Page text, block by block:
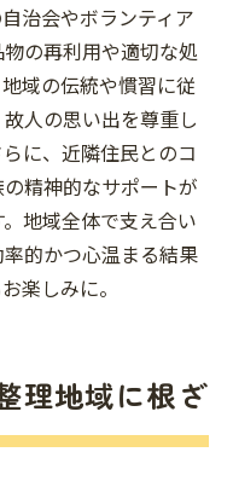
治会やボランティア
の再利用や適切な処
域の伝統や慣習に従
人の思い出を尊重し
に、近隣住民とのコ
精神的なサポートが
地域全体で支え合い
的かつ心温まる結果
楽しみに。
理地域に根ざ